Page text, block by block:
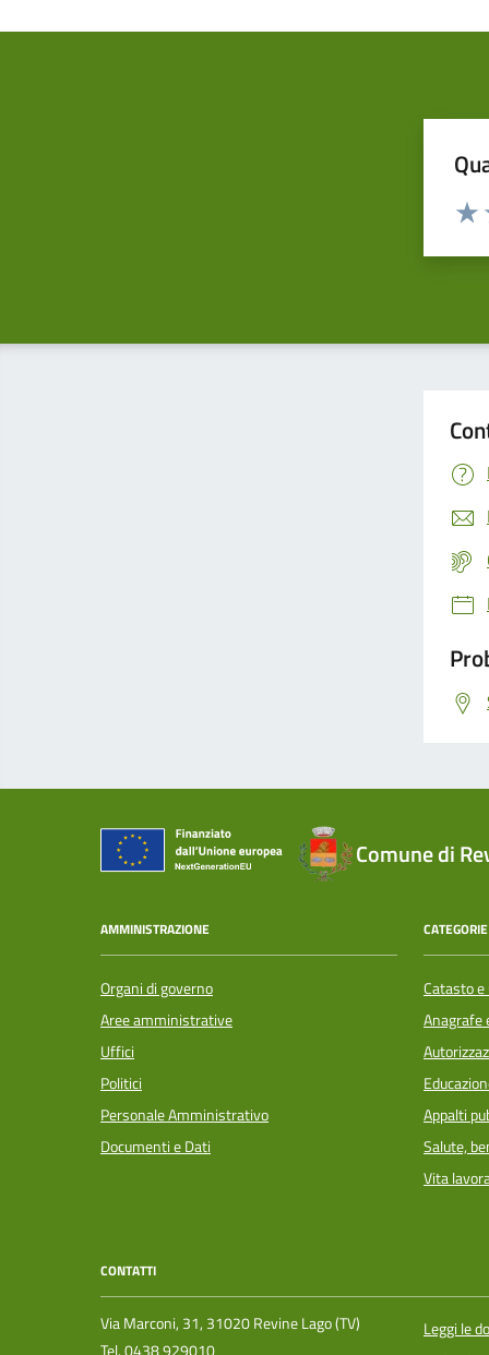
Comune di
AMMINISTRAZIONE
Organi di governo
Aree amministrative
Uffici
Politici
Personale Amministrativo
Documenti e Dati
Catasto
Anagrafe
Appalti
Salute,
Vita
CONTATTI
Via Marconi, 31, 31020 Revine Lago (TV)
Leggi le